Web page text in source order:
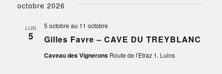
octobre 2026
LUN
5 Gilles Favre – CAVE DU TREYBLANC
5 octobre au 11 octobre
Caveau des Vignerons Route de l'Etraz 1, Luins